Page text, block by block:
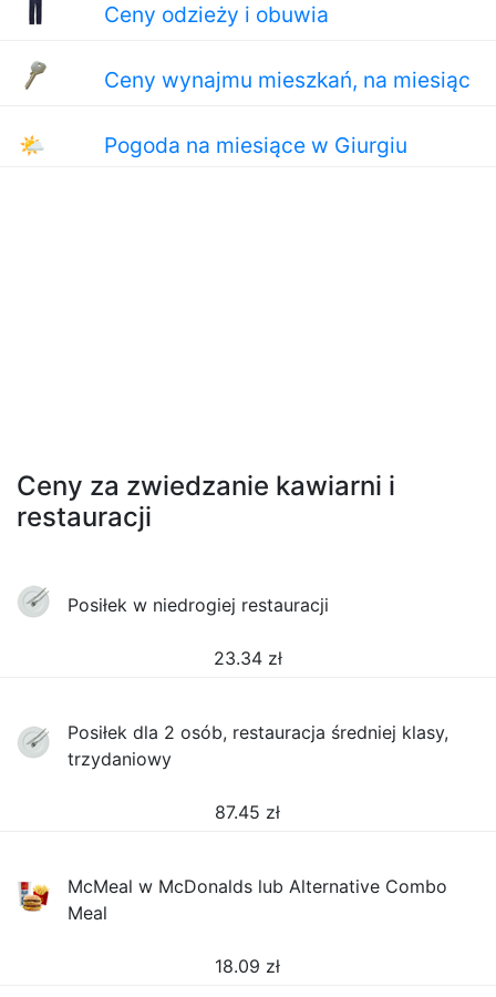
Ceny odzieży i obuwia
Ceny wynajmu mieszkań, na miesiąc
🌤 Pogoda na miesiące w Giurgiu
Ceny za zwiedzanie kawiarni i
restauracji
Posiłek w niedrogiej restauracji
23.34 zł
Posiłek dla 2 osób, restauracja średniej klasy,
trzydaniowy
87.45 zł
McMeal w McDonalds lub Alternative Combo
Meal
18.09 zł